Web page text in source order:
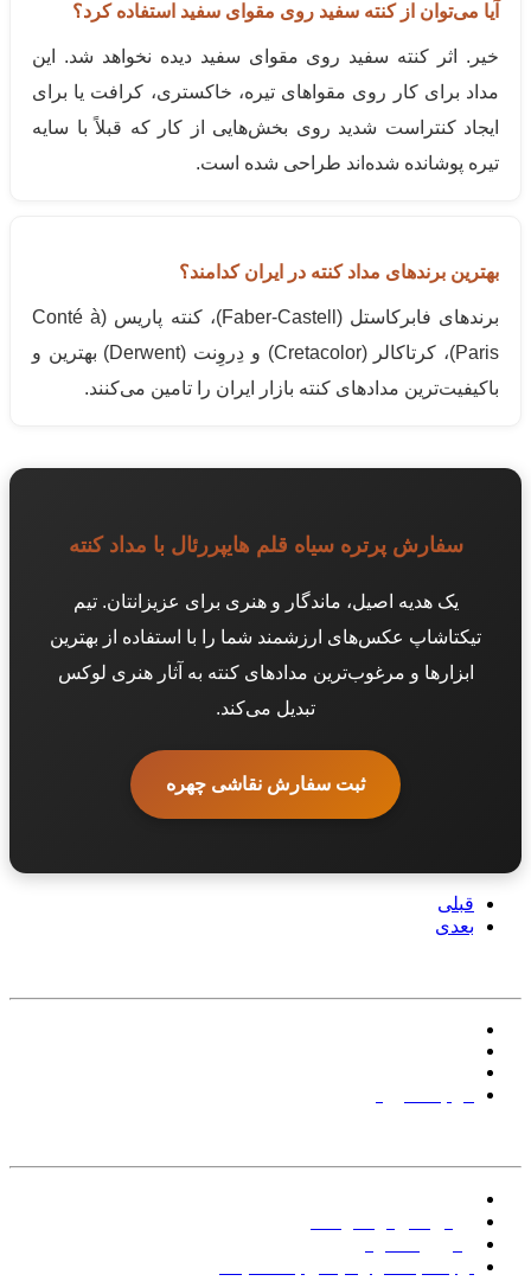
آیا می‌توان از کنته سفید روی مقوای سفید استفاده کرد؟
خیر. اثر کنته سفید روی مقوای سفید دیده نخواهد شد. این
مداد برای کار روی مقواهای تیره، خاکستری، کرافت یا برای
ایجاد کنتراست شدید روی بخش‌هایی از کار که قبلاً با سایه
تیره پوشانده شده‌اند طراحی شده است.
بهترین برندهای مداد کنته در ایران کدامند؟
برندهای فابرکاستل ( Faber-Castell)، کنته پاریس (Conté à
Paris)، کرتاکالر (Cretacolor) و دِروِنت (Derwent) بهترین و
باکیفیت‌ترین مدادهای کنته بازار ایران را تامین می‌کنند.
سفارش پرتره سیاه قلم هایپررئال با مداد کنته
یک هدیه اصیل، ماندگار و هنری برای عزیزانتان. تیم
تیکتاشاپ عکس‌های ارزشمند شما را با استفاده از بهترین
ابزارها و مرغوب‌ترین مدادهای کنته به آثار هنری لوکس
تبدیل می‌کند.
ثبت سفارش نقاشی چهره
قبلی
بعدی